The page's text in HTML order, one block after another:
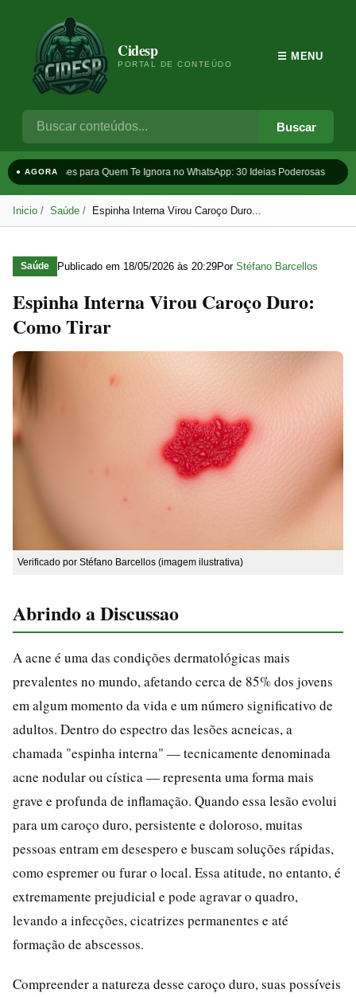
Cidesp
PORTAL DE CONTEÚDO
Buscar
☰ MENU
● AGORAFrases para Quem Te Ignora no WhatsApp: 30 Ideias Poderosas
Inicio Saúde Espinha Interna Virou Caroço Duro...
Saúde Publicado em 18/05/2026 às 20:29Por Stéfano Barcellos
Espinha Interna Virou Caroço Duro:
Como Tirar
Verificado por Stéfano Barcellos (imagem ilustrativa)
Abrindo a Discussao
A acne é uma das condições dermatológicas mais
prevalentes no mundo, afetando cerca de 85% dos jovens
em algum momento da vida e um número significativo de
adultos. Dentro do espectro das lesões acneicas, a
chamada "espinha interna" — tecnicamente denominada
acne nodular ou cística — representa uma forma mais
grave e profunda de inflamação. Quando essa lesão evolui
para um caroço duro, persistente e doloroso, muitas
pessoas entram em desespero e buscam soluções rápidas,
como espremer ou furar o local. Essa atitude, no entanto, é
extremamente prejudicial e pode agravar o quadro,
levando a infecções, cicatrizes permanentes e até
formação de abscessos.
Compreender a natureza desse caroço duro, suas possíveis